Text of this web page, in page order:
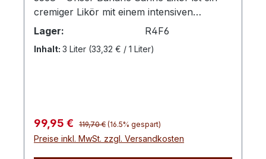
cremiger Likör mit einem intensiven
Bananengeschmack und einer weichen
Sahnenote. Er zeichnet sich durch seine
samtige Textur und seinen vollmundigen
diesen Likör zu einem besonderen
Genussmoment. Ideal als Dessertlikör oder
Lager: R4F6
Inhalt: 3 Liter (33,32 € / 1 Liter)
Verkaufspreis:
99,95 € Regulärer Preis:
119,70 € (16.5% gespart)
Preise inkl. MwSt. zzgl. Versandkosten